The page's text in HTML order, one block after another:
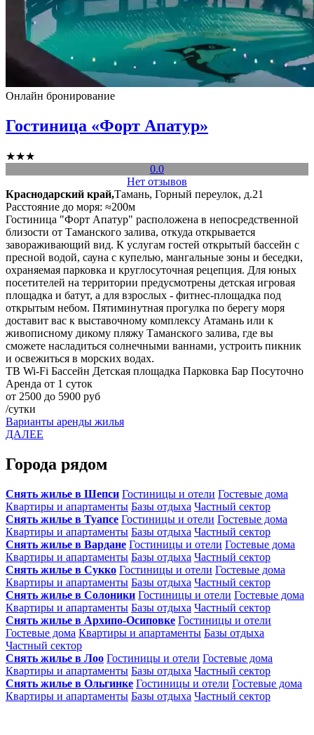
Онлайн бронирование
Гостиница «Форт Апатур»
★★★
0.0
Нет отзывов
Краснодарский край,Тамань, Горный переулок, д.21
Расстояние до моря: ≈200м
Гостиница "Форт Апатур" расположена в непосредственной
близости от Таманского залива, откуда открывается
завораживающий вид. К услугам гостей открытый бассейн с
пресной водой, сауна с купелью, мангальные зоны и беседки,
охраняемая парковка и круглосуточная рецепция. Для юных
посетителей на территории предусмотрены детская игровая
площадка и батут, а для взрослых - фитнес-площадка под
открытым небом. Пятиминутная прогулка по берегу моря
доставит вас к выставочному комплексу Атамань или к
живописному дикому пляжу Таманского залива, где вы
сможете насладиться солнечными ваннами, устроить пикник
и освежиться в морских водах.
ТВ Wi-Fi Бассейн Детская площадка Парковка Бар Посуточно
Аренда от 1 суток
от 2500 до 5900 руб
/сутки
Варианты аренды жилья
ДАЛЕЕ
Города рядом
Снять жилье в Шепси Гостиницы и отели Гостевые дома
Квартиры и апартаменты Базы отдыха Частный сектор
Снять жилье в Туапсе Гостиницы и отели Гостевые дома
Квартиры и апартаменты Базы отдыха Частный сектор
Снять жилье в Вардане Гостиницы и отели Гостевые дома
Квартиры и апартаменты Базы отдыха Частный сектор
Снять жилье в Сукко Гостиницы и отели Гостевые дома
Квартиры и апартаменты Базы отдыха Частный сектор
Снять жилье в Солоники Гостиницы и отели Гостевые дома
Квартиры и апартаменты Базы отдыха Частный сектор
Снять жилье в Архипо-Осиповке Гостиницы и отели
Гостевые дома Квартиры и апартаменты Базы отдыха
Частный сектор
Снять жилье в Лоо Гостиницы и отели Гостевые дома
Квартиры и апартаменты Базы отдыха Частный сектор
Снять жилье в Ольгинке Гостиницы и отели Гостевые дома
Квартиры и апартаменты Базы отдыха Частный сектор